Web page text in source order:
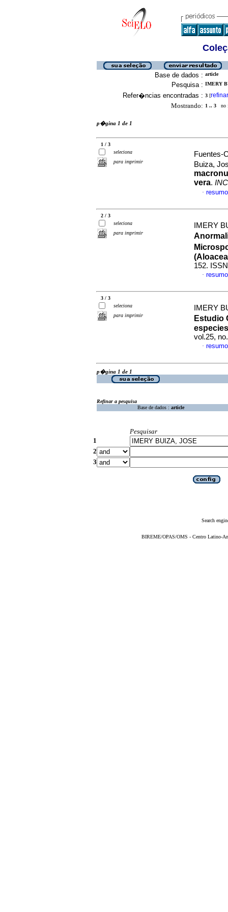
Base de dados : article
Pesquisa : IMERY
Refer�ncias encontradas : 3 [refinar
Mostrando: 1 .. 3 no
p�gina 1 de 1
1 / 3
seleciona
para imprimir
Fuentes-
Buiza,
vera.
·
2 / 3
seleciona
para imprimir
IMERY
152.
·
3 / 3
seleciona
para imprimir
IMERY
Estudio
vol.25,
·
p�gina 1 de 1
Refinar a pesquisa
Base de dados : article
Pesquisar
1
2
3
Search
BIREME/OPAS/OMS - Centro Latino-